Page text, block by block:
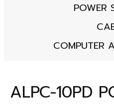
POWER
COMPUTER
ALPC-10PD